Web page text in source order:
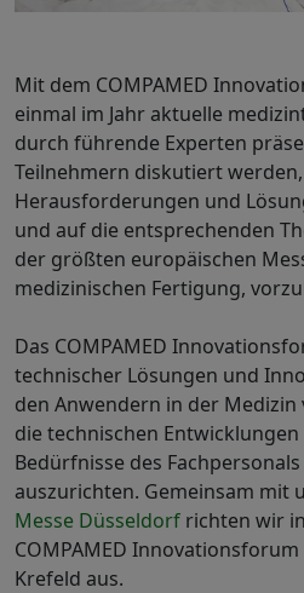
Mit dem COMPAMED
einmal im Jahr aktuelle
durch führende Experten
Teilnehmern diskutiert
Herausforderungen und
und auf die entsprechenden
der größten europäischen
medizinischen Fertigung,
Das COMPAMED
technischer Lösungen und
den Anwendern in der Medizin
die technischen
Bedürfnisse des
auszurichten. Gemeinsam mit
Messe Düsseldorf richten wir
COMPAMED
Krefeld aus.